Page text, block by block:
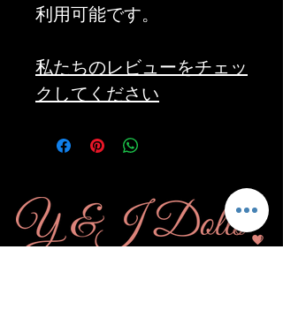
利用可能です。
私たちのレビューをチェッ
クしてください